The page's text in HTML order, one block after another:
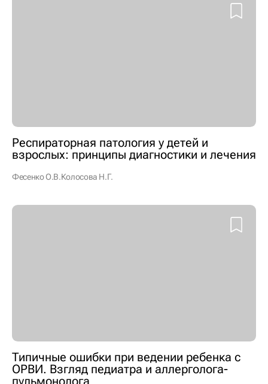
Респираторная патология у детей и
взрослых: принципы диагностики и лечения
Фесенко О.В.Колосова Н.Г.
Типичные ошибки при ведении ребенка с
ОРВИ. Взгляд педиатра и аллерголога-
пульмонолога